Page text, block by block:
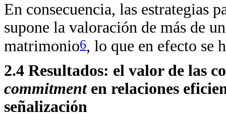
En consecuencia, las estrategias
supone la valoración de más de
matrimonio6, lo que en efecto se
2.4 Resultados: el valor de las
commitment en relaciones
señalización